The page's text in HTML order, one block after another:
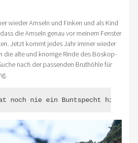
wieder Amseln und Finken und als Kind
die Amseln genau vor meinem Fenster
Jetzt kommt jedes Jahr immer wieder
die alte und knorrige Rinde des Boskop-
nach der passenden Bruthöhle für
noch nie ein Buntspecht hier